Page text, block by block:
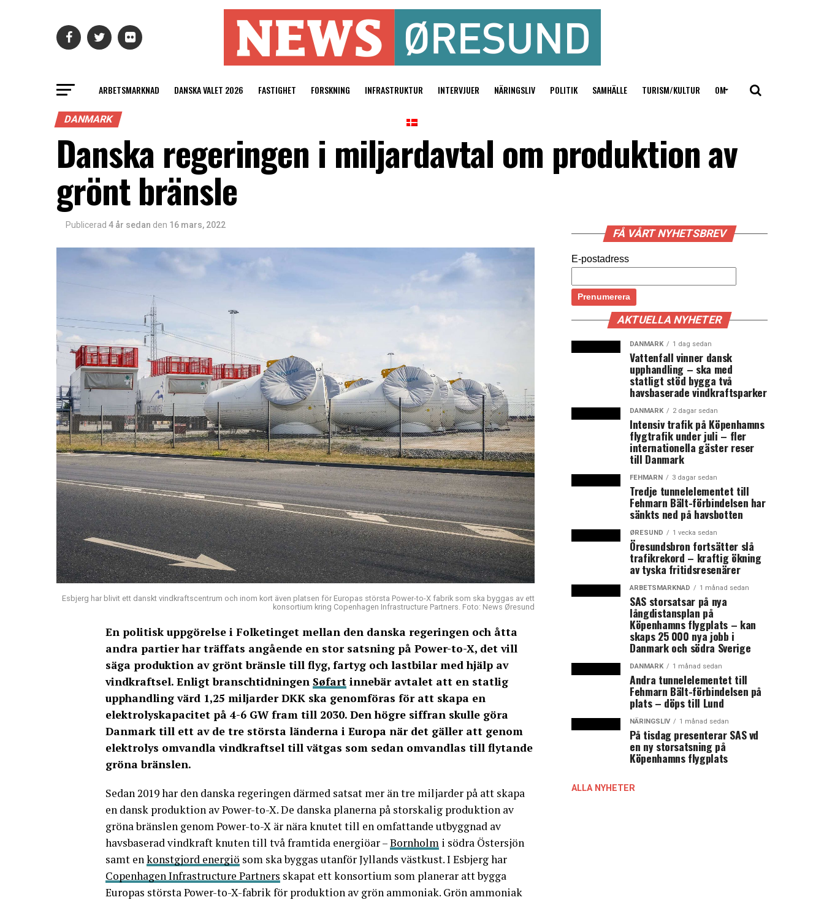
ARBETSMARKNAD DANSKA VALET 2026 FASTIGHET FORSKNING INFRASTRUKTUR INTERVJUER NÄRINGSLIV POLITIK SAMHÄLLE TURISM/KULTUR OM
DANMARK
Danska regeringen i miljardavtal om produktion av
grönt bränsle
Publicerad 4 år sedan den 16 mars, 2022
Esbjerg har blivit ett danskt vindkraftscentrum och inom kort även platsen för Europas största Power-to-X fabrik som ska byggas av ett
konsortium kring Copenhagen Infrastructure Partners. Foto: News Øresund
En politisk uppgörelse i Folketinget mellan den danska regeringen och åtta
andra partier har träffats angående en stor satsning på Power-to-X, det vill
säga produktion av grönt bränsle till flyg, fartyg och lastbilar med hjälp av
vindkraftsel. Enligt branschtidningen Søfart innebär avtalet att en statlig
upphandling värd 1,25 miljarder DKK ska genomföras för att skapa en
elektrolyskapacitet på 4-6 GW fram till 2030. Den högre siffran skulle göra
Danmark till ett av de tre största länderna i Europa när det gäller att genom
elektrolys omvandla vindkraftsel till vätgas som sedan omvandlas till flytande
gröna bränslen.
Sedan 2019 har den danska regeringen därmed satsat mer än tre miljarder på att skapa
en dansk produktion av Power-to-X. De danska planerna på storskalig produktion av
gröna bränslen genom Power-to-X är nära knutet till en omfattande utbyggnad av
havsbaserad vindkraft knuten till två framtida energiöar –Bornholm i södra Östersjön
samt enkonstgjord energiö som ska byggas utanför Jyllands västkust. I Esbjerg har
Copenhagen Infrastructure Partners skapat ett konsortium som planerar att bygga
Europas största Power-to-X-fabrik för produktion av grön ammoniak. Grön ammoniak
FÅ VÅRT NYHETSBREV
E-postadress
AKTUELLA NYHETER
DANMARK 1 dag sedan
Vattenfall vinner dansk
upphandling – ska med
statligt stöd bygga två
havsbaserade vindkraftsparker
DANMARK 2 dagar sedan
Intensiv trafik på Köpenhamns
flygtrafik under juli – fler
internationella gäster reser
till Danmark
FEHMARN 3 dagar sedan
Tredje tunnelelementet till
Fehmarn Bält-förbindelsen har
sänkts ned på havsbotten
ØRESUND 1 vecka sedan
Öresundsbron fortsätter slå
trafikrekord – kraftig ökning
av tyska fritidsresenärer
ARBETSMARKNAD 1 månad sedan
SAS storsatsar på nya
långdistansplan på
Köpenhamns flygplats – kan
skaps 25 000 nya jobb i
Danmark och södra Sverige
DANMARK 1 månad sedan
Andra tunnelelementet till
Fehmarn Bält-förbindelsen på
plats – döps till Lund
NÄRINGSLIV 1 månad sedan
På tisdag presenterar SAS vd
en ny storsatsning på
Köpenhamns flygplats
ALLA NYHETER